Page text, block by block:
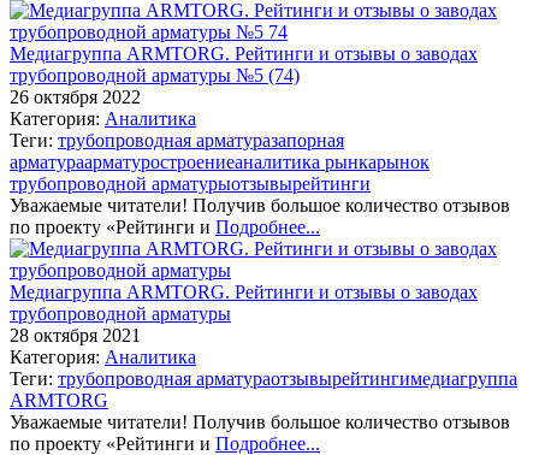
Медиагруппа ARMTORG. Рейтинги и отзывы о заводах
трубопроводной арматуры №5 (74)
26 октября 2022
Категория: Аналитика
Теги: трубопроводная арматуразапорная
арматураарматуростроениеаналитика рынкарынок
трубопроводной арматурыотзывырейтинги
Уважаемые читатели! Получив большое количество отзывов
по проекту «Рейтинги и Подробнее...
Медиагруппа ARMTORG. Рейтинги и отзывы о заводах
трубопроводной арматуры
28 октября 2021
Категория: Аналитика
Теги: трубопроводная арматураотзывырейтингимедиагруппа
ARMTORG
Уважаемые читатели! Получив большое количество отзывов
по проекту «Рейтинги и Подробнее...